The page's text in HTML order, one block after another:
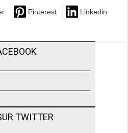
Pinterest Linkedin
TWITTER